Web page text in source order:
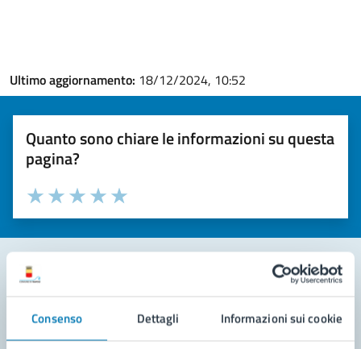
Consenso Dettagli Informazioni sui cookie
Ultimo aggiornamento: 18/12/2024, 10:52
Quanto sono chiare le informazioni su questa
pagina?
Valuta la chiarezza delle informazioni (da 1 a 5 stelle)
Seleziona il numero di stelle per valutare la chiarezza delle
Valuta 5 stelle su 5
Valuta 4 stelle su 5
Valuta 3 stelle su 5
Valuta 2 stelle su 5
Valuta 1 stelle su 5
Leggi le domande frequenti